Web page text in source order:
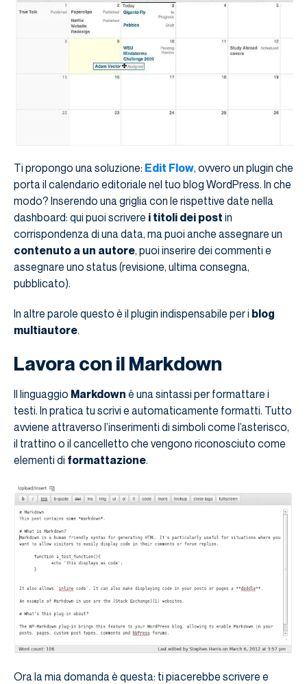
Ti propongo una soluzione: Edit Flow, ovvero un plugin che
porta il calendario editoriale nel tuo blog WordPress. In che
modo? Inserendo una griglia con le rispettive date nella
dashboard: qui puoi scrivere i titoli dei post in
corrispondenza di una data, ma puoi anche assegnare un
contenuto a un autore, puoi inserire dei commenti e
assegnare uno status (revisione, ultima consegna,
pubblicato).
In altre parole questo è il plugin indispensabile per i blog
multiautore.
Lavora con il Markdown
Il linguaggio Markdown è una sintassi per formattare i
testi. In pratica tu scrivi e automaticamente formatti. Tutto
avviene attraverso l’inserimenti di simboli come l’asterisco,
il trattino o il cancelletto che vengono riconosciuto come
elementi di formattazione.
Ora la mia domanda è questa: ti piacerebbe scrivere e